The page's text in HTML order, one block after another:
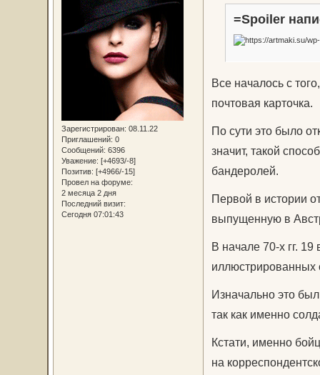
Зарегистрирован: 08.11.22
Приглашений: 0
Сообщений: 6396
Уважение: [+4693/-8]
Позитив: [+4966/-15]
Провел на форуме:
2 месяца 2 дня
Последний визит:
Сегодня 07:01:43
=Spoiler
Все началось с
почтовая карточка.
По сути это было
значит, такой
бандеролей.
Первой в истории
выпущенную в
В начале 70-х гг.
иллюстрированных
Изначально это
так как именно
Кстати, именно
на